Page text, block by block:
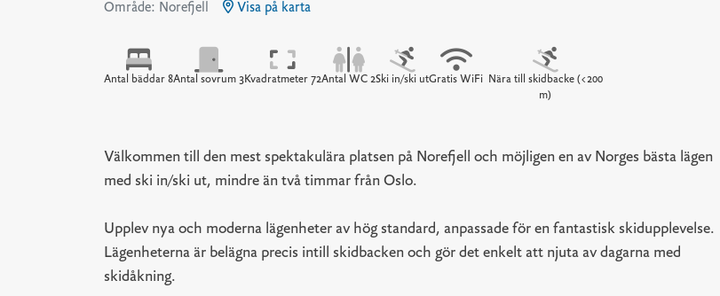
Område: Norefjell Visa på karta
Antal bäddar 8Antal sovrum 3Kvadratmeter 72Antal WC 2Ski in/ski utGratis WiFi
Nära till skidbacke (<200
m)
Välkommen till den mest spektakulära platsen på Norefjell och möjligen en av Norges bästa lägen
med ski in/ski ut, mindre än två timmar från Oslo.
Upplev nya och moderna lägenheter av hög standard, anpassade för en fantastisk skidupplevelse.
Lägenheterna är belägna precis intill skidbacken och gör det enkelt att njuta av dagarna med
skidåkning.